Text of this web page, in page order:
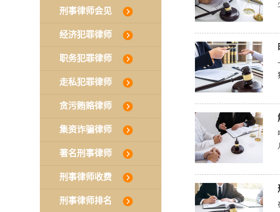
刑事律师会见
经济犯罪律师
职务犯罪律师
走私犯罪律师
贪污贿赂律师
集资诈骗律师
著名刑事律师
刑事律师收费
刑事律师排名